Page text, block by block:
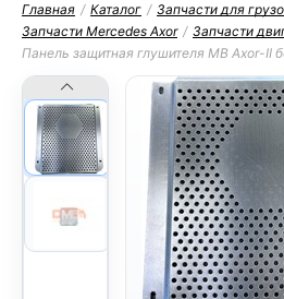
Главная / Каталог / Запчасти для
Запчасти Mercedes Axor / Запчасти
Панeль защитная глушителя MB Axor-II